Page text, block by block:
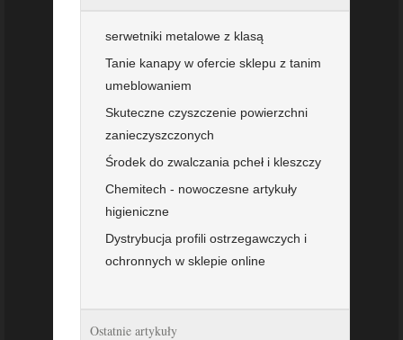
serwetniki metalowe z klasą
Tanie kanapy w ofercie sklepu z tanim
umeblowaniem
Skuteczne czyszczenie powierzchni
zanieczyszczonych
Środek do zwalczania pcheł i kleszczy
Chemitech - nowoczesne artykuły
higieniczne
Dystrybucja profili ostrzegawczych i
ochronnych w sklepie online
Ostatnie artykuły